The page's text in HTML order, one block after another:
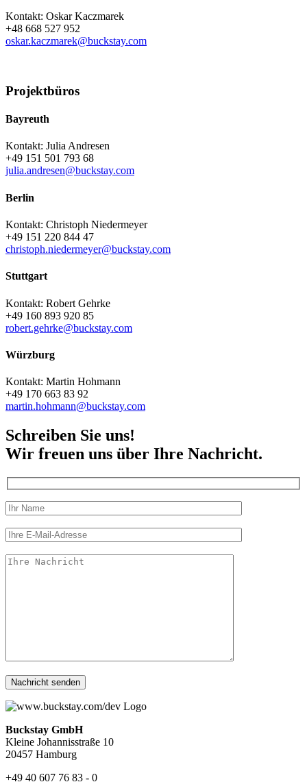
Kontakt: Oskar Kaczmarek
+48 668 527 952
oskar.kaczmarek@buckstay.com
Projektbüros
Bayreuth
Kontakt: Julia Andresen
+49 151 501 793 68
julia.andresen@buckstay.com
Berlin
Kontakt: Christoph Niedermeyer
+49 151 220 844 47
christoph.niedermeyer@buckstay.com
Stuttgart
Kontakt: Robert Gehrke
+49 160 893 920 85
robert.gehrke@buckstay.com
Würzburg
Kontakt: Martin Hohmann
+49 170 663 83 92
martin.hohmann@buckstay.com
Schreiben Sie uns!
Wir freuen uns über Ihre Nachricht.
Buckstay GmbH
Kleine Johannisstraße 10
20457 Hamburg
+49 40 607 76 83 ‑ 0